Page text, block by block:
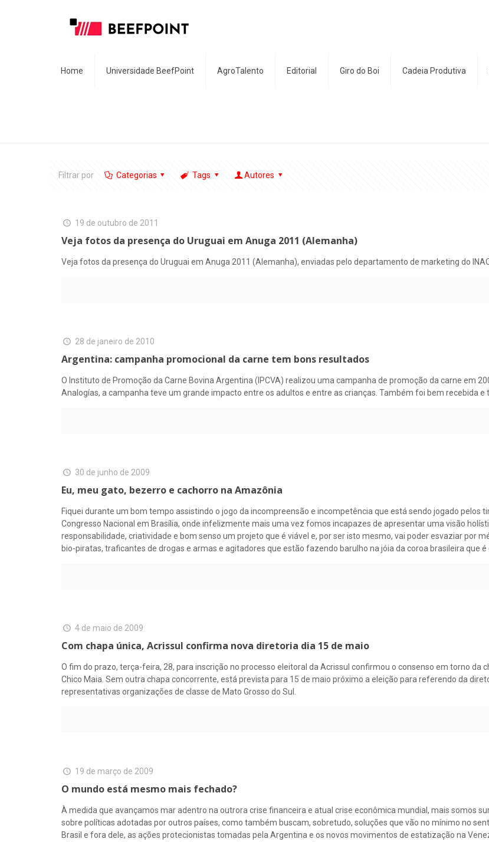
Home Universidade BeefPoint AgroTalento Editorial Giro do Boi Cadeia Produtiva
Filtrar por Categorias Tags Autores
19 de outubro de 2011
Veja fotos da presença do Uruguai em Anuga 2011 (Alemanha)
Veja fotos da presença do Uruguai em Anuga 2011 (Alemanha), enviadas pelo departamento de marketing do
28 de janeiro de 2010
Argentina: campanha promocional da carne tem bons resultados
O Instituto de Promoção da Carne Bovina Argentina (IPCVA) realizou uma campanha de promoção da carne em
Analogías, a campanha teve um grande impacto entre os adultos e entre as crianças. Também foi bem recebida
30 de junho de 2009
Eu, meu gato, bezerro e cachorro na Amazônia
Fiquei durante um bom tempo assistindo o jogo da incompreensão e incompetência que está sendo jogado pelos
Congresso Nacional em Brasília, onde infelizmente mais uma vez fomos incapazes de apresentar uma visão
responsabilidade, criatividade e bom senso um projeto que é viável e, por ser isto mesmo, vai poder esvaziar por
bio-piratas, traficantes de drogas e armas e agitadores que estão fazendo barulho na jóia da coroa brasileira que é
4 de maio de 2009
Com chapa única, Acrissul confirma nova diretoria dia 15 de maio
O fim do prazo, terça-feira, 28, para inscrição no processo eleitoral da Acrissul confirmou o consenso em torno da
Chico Maia. Sem outra chapa concorrente, está prevista para 15 de maio próximo a eleição para referendo da
representativas organizações de classe de Mato Grosso do Sul.
19 de março de 2009
O mundo está mesmo mais fechado?
À medida que avançamos mar adentro na outrora crise financeira e atual crise econômica mundial, mais somos
sobre políticas adotadas por outros países, como também buscam, sobretudo, soluções que vão no mínimo no
Brasil e fora dele, as ações protecionistas tomadas pela Argentina e os novos movimentos de estatização na